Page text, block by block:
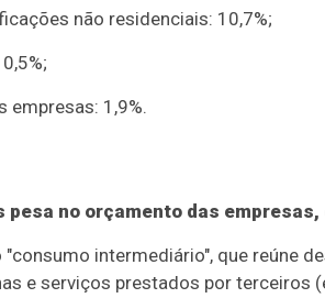
não residenciais: 10,7%;
1,9%.
pesa no orçamento das
intermediário", que reúne
e serviços prestados por terceiros